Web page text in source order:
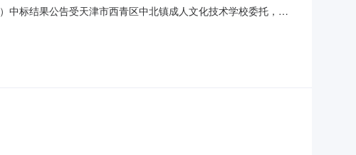
标结果公告受天津市西青区中北镇成人文化技术学校委托，天
2019-ZE-0088二、中标(或成交)信息1.中标供应商名称：天